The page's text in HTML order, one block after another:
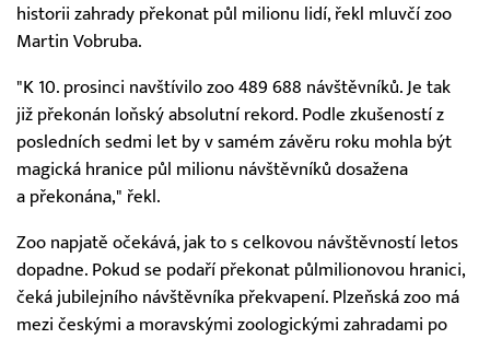
historii zahrady překonat půl milionu lidí, řekl mluvčí zoo
Martin Vobruba.
"K 10. prosinci navštívilo zoo 489 688 návštěvníků. Je tak
již překonán loňský absolutní rekord. Podle zkušeností z
posledních sedmi let by v samém závěru roku mohla být
magická hranice půl milionu návštěvníků dosažena
a překonána," řekl.
Zoo napjatě očekává, jak to s celkovou návštěvností letos
dopadne. Pokud se podaří překonat půlmilionovou hranici,
čeká jubilejního návštěvníka překvapení. Plzeňská zoo má
mezi českými a moravskými zoologickými zahradami po